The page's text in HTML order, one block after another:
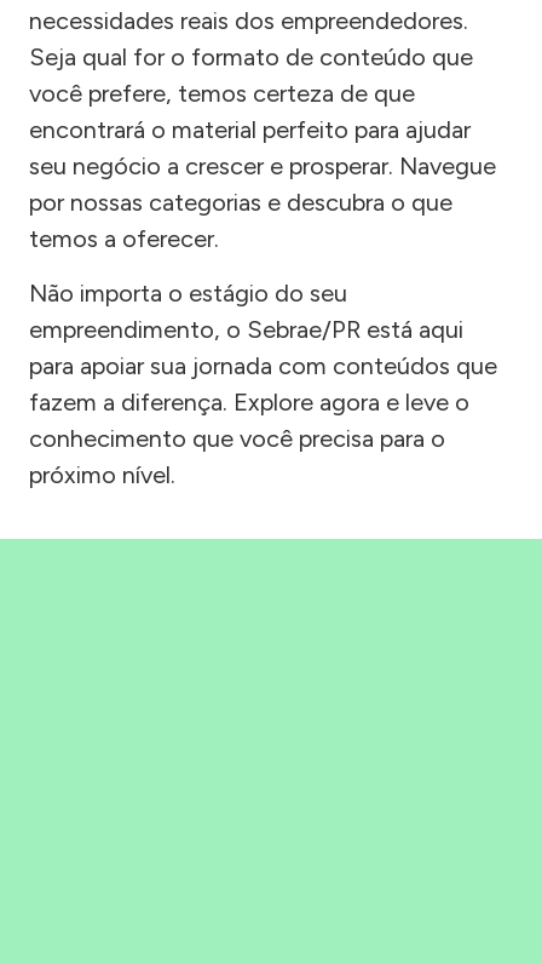
necessidades reais dos empreendedores.
Seja qual for o formato de conteúdo que
você prefere, temos certeza de que
encontrará o material perfeito para ajudar
seu negócio a crescer e prosperar. Navegue
por nossas categorias e descubra o que
temos a oferecer.
Não importa o estágio do seu
empreendimento, o Sebrae/PR está aqui
para apoiar sua jornada com conteúdos que
fazem a diferença. Explore agora e leve o
conhecimento que você precisa para o
próximo nível.